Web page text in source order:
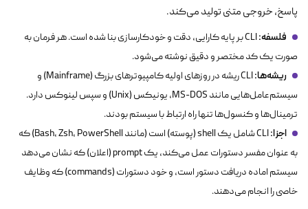
پاسخ، خروجی متنی تولید می‌کند.
فلسفه:
CLI بر پایه کارایی، دقت و خودکارسازی بنا شده است. هر فرمان به
صورت یک کد مختصر و دقیق نوشته می‌شود.
ریشه‌ها:
CLI ریشه در روزهای اولیه کامپیوترهای بزرگ (Mainframe) و
سیستم‌عامل‌هایی مانند MS-DOS، یونیکس (Unix) و سپس لینوکس دارد.
ترمینال‌ها و کنسول‌ها تنها راه ارتباط با سیستم بودند.
اجزا:
CLI شامل یک shell (پوسته) است (مانند Bash، Zsh، PowerShell) که
به عنوان مفسر دستورات عمل می‌کند، یک prompt (اعلان) که نشان می‌دهد
سیستم اماده دریافت دستور است، و خود دستورات (commands) که وظایف
خاصی را انجام می‌دهند.